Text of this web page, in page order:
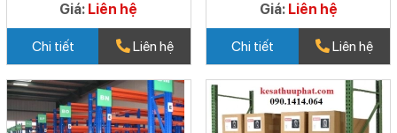
Giá: Liên hệ
Chi tiết Liên hệ
Giá: Liên hệ
Chi tiết Liên hệ